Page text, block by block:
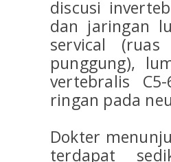
discusi
dan jaringan
servical
punggung),
vertebralis
ringan pada
Dokter
terdapat